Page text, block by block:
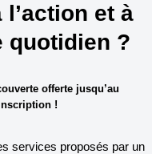
et à
quotidien ?
offerte jusqu’au
!
services proposés par un